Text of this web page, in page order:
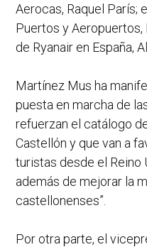
Aerocas, Raquel París;
Puertos y Aeropuertos,
de Ryanair en España,
Martínez Mus ha
puesta en marcha de
refuerzan el catálogo
Castellón y que van a
turistas desde el Reino
además de mejorar la
castellonenses”.
Por otra parte, el